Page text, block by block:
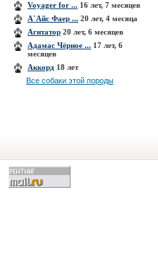
Voyager for ... 16 лет, 7 месяцев
А`Айс Фаер ... 20 лет, 4 месяца
Агитатор 20 лет, 6 месяцев
Адамас Чёрное ... 17 лет, 6
месяцев
Аккорд 18 лет
Все собаки этой породы